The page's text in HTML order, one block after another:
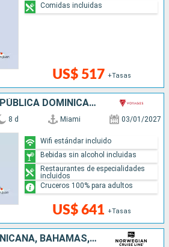
US$ 517 +Tasas
Comidas incluidas
PUERTO RICO, REPÚBLICA DOMINICANA, BAHAMAS, ESTADOS UNIDOS
8 d Miami 03/01/2027
US$ 641 +Tasas
Wifi estándar incluido
Bebidas sin alcohol incluidas
Restaurantes de especialidades
incluidos
Cruceros 100% para adultos
REPÚBLICA DOMINICANA, BAHAMAS, ESTADOS UNIDOS